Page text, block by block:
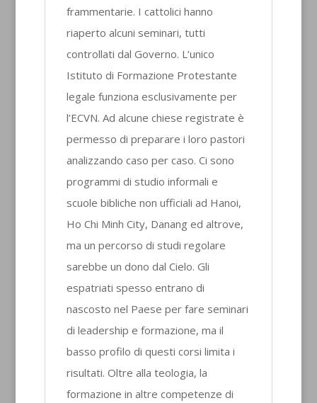
frammentarie. I cattolici hanno
riaperto alcuni seminari, tutti
controllati dal Governo. L’unico
Istituto di Formazione Protestante
legale funziona esclusivamente per
l’ECVN. Ad alcune chiese registrate è
permesso di preparare i loro pastori
analizzando caso per caso. Ci sono
programmi di studio informali e
scuole bibliche non ufficiali ad Hanoi,
Ho Chi Minh City, Danang ed altrove,
ma un percorso di studi regolare
sarebbe un dono dal Cielo. Gli
espatriati spesso entrano di
nascosto nel Paese per fare seminari
di leadership e formazione, ma il
basso profilo di questi corsi limita i
risultati. Oltre alla teologia, la
formazione in altre competenze di